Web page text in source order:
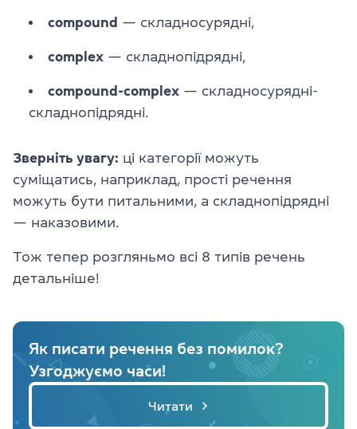
compound — складносурядні,
complex — складнопідрядні,
compound-complex — складносурядні-
складнопідрядні.
Зверніть увагу: ці категорії можуть
суміщатись, наприклад, прості речення
можуть бути питальними, а складнопідрядні
— наказовими.
Тож тепер розгляньмо всі 8 типів речень
детальніше!
Як писати речення без помилок?
Узгоджуємо часи!
Читати